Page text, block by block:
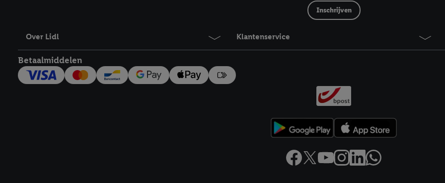
Inschrijven
Over Lidl Klantenservice
Betaalmiddelen